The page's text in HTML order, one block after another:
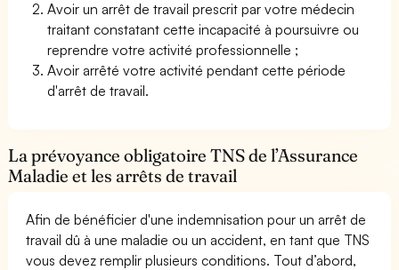
Avoir un arrêt de travail prescrit par votre médecin
traitant constatant cette incapacité à poursuivre ou
reprendre votre activité professionnelle ;
Avoir arrêté votre activité pendant cette période
d'arrêt de travail.
La prévoyance obligatoire TNS de l’Assurance
Maladie et les arrêts de travail
Afin de bénéficier d'une indemnisation pour un arrêt de
travail dû à une maladie ou un accident, en tant que TNS
vous devez remplir plusieurs conditions. Tout d’abord,